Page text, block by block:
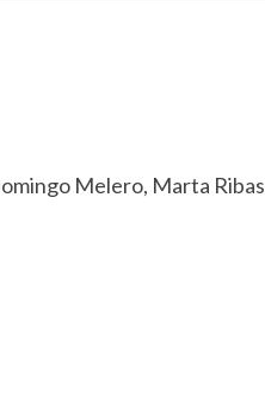
Melero, Marta Ribas